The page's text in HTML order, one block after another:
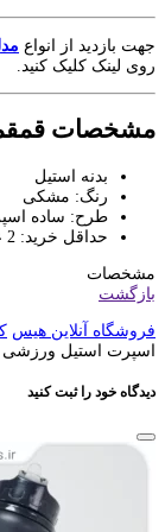
جهت بازدید از انواع
روی لینک کلیک کنید.
مشخصات
بدنه استیل
رنگ: مشکی
طرح: ساده
حداقل خرید: 2 عدد
مشخصات
بازگشت
فروشگاه آنلاین هیس
اسپرت استیل
دیدگاه خود را ثبت کنید